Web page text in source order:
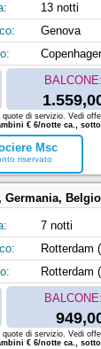
13 notti
Genova
BALCONE:
Msc
riservato
di servizio. Vedi
€ 6/notte ca.,
Germania, Belgio
7 notti
Rotterdam
Rotterdam
BALCONE:
di servizio. Vedi
€ 6/notte ca.,